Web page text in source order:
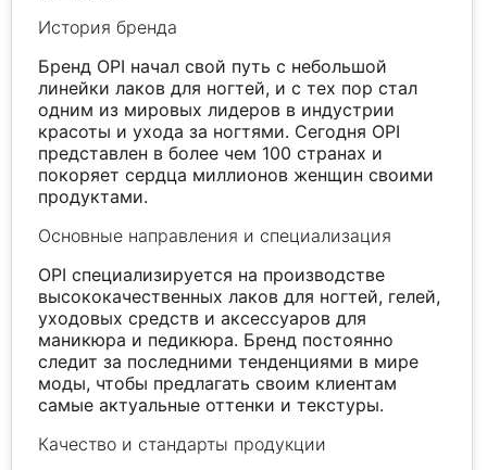
История бренда
Бренд OPI начал свой путь с небольшой
линейки лаков для ногтей, и с тех пор стал
одним из мировых лидеров в индустрии
красоты и ухода за ногтями. Сегодня OPI
представлен в более чем 100 странах и
покоряет сердца миллионов женщин своими
продуктами.
Основные направления и специализация
OPI специализируется на производстве
высококачественных лаков для ногтей, гелей,
уходовых средств и аксессуаров для
маникюра и педикюра. Бренд постоянно
следит за последними тенденциями в мире
моды, чтобы предлагать своим клиентам
самые актуальные оттенки и текстуры.
Качество и стандарты продукции